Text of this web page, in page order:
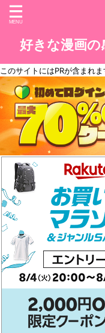
好きな漫画の
このサイトにはPRが含まれま